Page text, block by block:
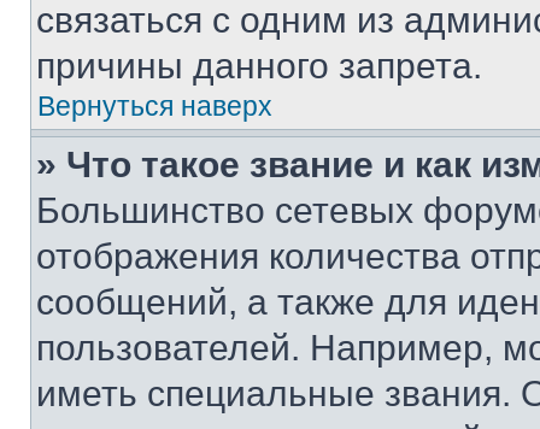
связаться с одним из
причины данного запрета.
Вернуться наверх
» Что такое звание и как
Большинство сетевых
отображения количества
сообщений, а также для
пользователей. Например,
иметь специальные звания.